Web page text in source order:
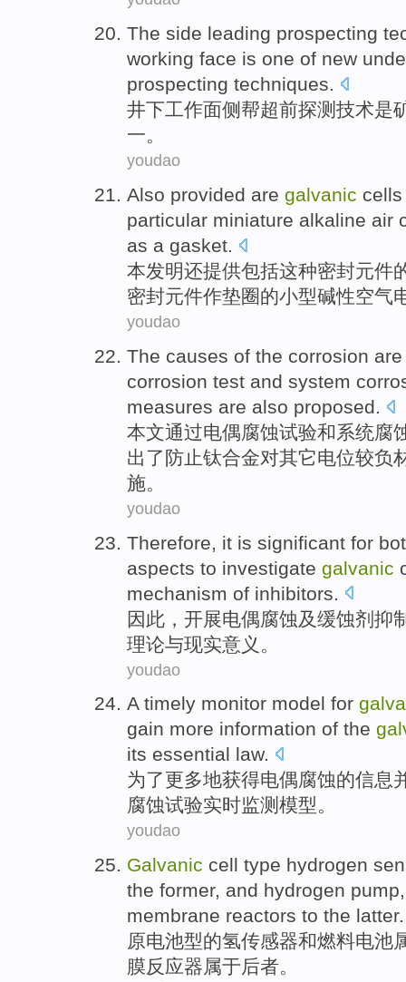
The side leading prospecting
working face is one of new
prospecting techniques.
井下工作面侧帮超前探测 技术是
一。
youdao
Also provided are galvanic cells
particular miniature alkaline air
as a gasket.
本发明还提供包括这种密封元件
密封元件作垫圈的小型碱性空气
youdao
The causes of the corrosion
corrosion test and system
measures are also proposed.
本文通过电偶腐蚀试验和系统腐
出了 防止钛合金对其它电位较负
施。
youdao
Therefore it is significant for
aspects to investigate galvanic
mechanism of inhibitors
因此 ，开展电偶腐蚀 及缓蚀剂抑
理论与现实意义 。
youdao
A timely monitor model for
gain more information of the
its essential law.
为了更多地获得电偶腐蚀的信息
腐蚀试验实时监测 模型。
youdao
Galvanic cell type hydrogen
the former, and hydrogen pump
membrane reactors to the latter.
原电池型的氢传感器和燃料电池
膜反应器属于后者。